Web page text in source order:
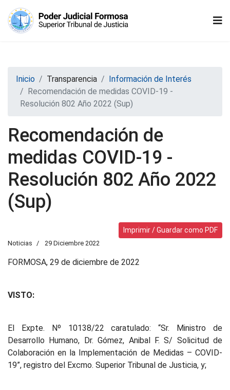
Inicio Transparencia
Información de Interés
Recomendación de medidas COVID-19 -
Resolución 802 Año 2022 (Sup)
Recomendación de
medidas COVID-19 -
Resolución 802 Año 2022
(Sup)
Imprimir / Guardar como PDF
Noticias 29 Diciembre 2022
FORMOSA, 29 de diciembre de 2022
VISTO:
El Expte. Nº 10138/22 caratulado: “Sr. Ministro de
Desarrollo Humano, Dr. Gómez, Anibal F. S/ Solicitud de
Colaboración en la Implementación de Medidas – COVID-
19”, registro del Excmo. Superior Tribunal de Justicia, y;